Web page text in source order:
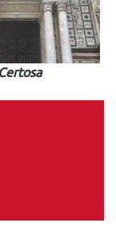
Certosa